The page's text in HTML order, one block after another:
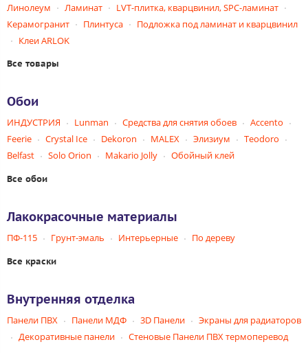
Линолеум Ламинат
LVT-плитка, кварцвинил, SPC-ламинат
Керамогранит
Плинтуса
Подложка под ламинат и кварцвинил
Клеи ARLOK
Все товары
Обои
ИНДУСТРИЯ Lunman Средства для снятия обоев
Accento
Feerie
Crystal Ice Dekoron MALEX Элизиум
Teodoro
Belfast
Solo Orion Makario Jolly Обойный клей
Все обои
Лакокрасочные материалы
ПФ-115 Грунт-эмаль Интерьерные По дереву
Все краски
Внутренняя отделка
Панели ПВХ Панели МДФ 3D Панели
Экраны для радиаторов
Декоративные панели
Стеновые Панели ПВХ термоперевод